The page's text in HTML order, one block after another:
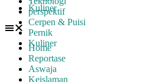
Kuliner
Home
Reportase
Aswaja
Keislaman
perspektif
Cerpen & Puisi
Pernik
Kuliner